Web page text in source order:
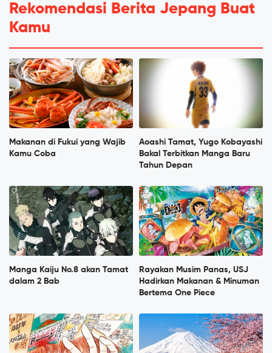
Rekomendasi Berita Jepang Buat
Kamu
Makanan di Fukui yang Wajib
Kamu Coba
Aoashi Tamat, Yugo Kobayashi
Bakal Terbitkan Manga Baru
Tahun Depan
Manga Kaiju No.8 akan Tamat
dalam 2 Bab
Rayakan Musim Panas, USJ
Hadirkan Makanan & Minuman
Bertema One Piece